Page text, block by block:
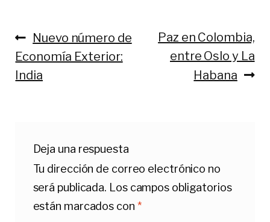
Navegación
de
entradas
Anterior:
Nuevo número de
Economía Exterior:
India
Siguiente:
Paz en Colombia,
entre Oslo y La
Habana
Deja una respuesta
Tu dirección de correo electrónico no
será publicada. Los campos obligatorios
están marcados con *